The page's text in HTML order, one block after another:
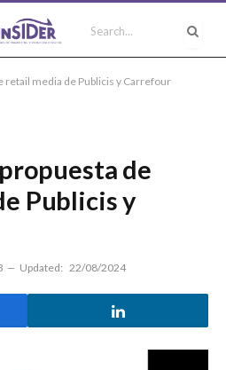
retail media de Publicis y Carrefour
de
Publicis y
Updated: 22/08/2024